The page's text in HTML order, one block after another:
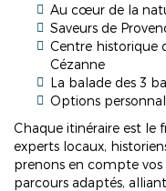
Au cœur de la
Saveurs de
Centre historique
Cézanne
La balade des 3
Options
Chaque itinéraire est le
experts locaux,
prenons en compte vos
parcours adaptés, alliant